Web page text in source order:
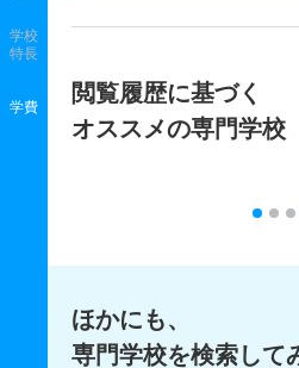
学校
特長
学費
閲覧履歴に基づく
オススメの専門学校
ほかにも、
専門学校を検索して